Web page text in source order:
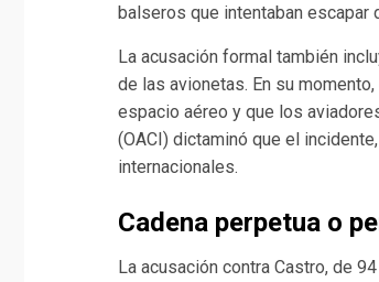
balseros que intentaban escapar
La acusación formal también
de las avionetas. En su
espacio aéreo y que los
(OACI) dictaminó que el
internacionales.
Cadena perpetua o
La acusación contra Castro, de